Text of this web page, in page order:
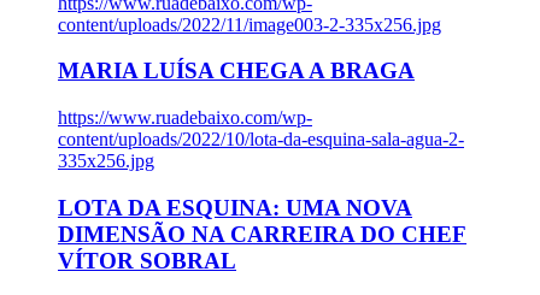
content/uploads/2022/11/image003-2-335x256.jpg
MARIA LUÍSA CHEGA A BRAGA
https://www.ruadebaixo.com/wp-
content/uploads/2022/10/lota-da-esquina-sala-agua-2-
335x256.jpg
LOTA DA ESQUINA: UMA NOVA
DIMENSÃO NA CARREIRA DO CHEF
VÍTOR SOBRAL